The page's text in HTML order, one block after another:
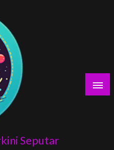
Seputar